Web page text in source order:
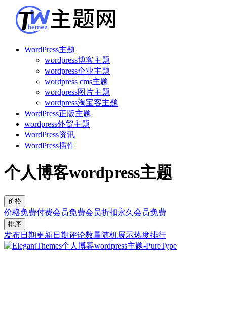
WordPress主题
wordpress博客主题
wordpress企业主题
wordpress cms主题
wordpress图片主题
wordpress淘宝客主题
WordPress正版主题
wordpress外贸主题
WordPress资讯
WordPress插件
个人博客wordpress主题
价格
价格免费付费会员免费会员折扣永久会员免费
排序
发布日期更新日期评论数量随机展示热度排行